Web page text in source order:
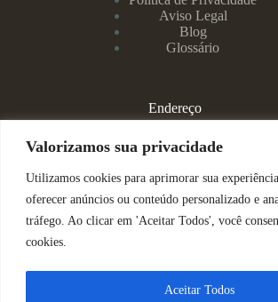
Valorizamos sua privacidade
Utilizamos cookies para aprimorar sua experiência
oferecer anúncios ou conteúdo personalizado e
tráfego. Ao clicar em 'Aceitar Todos', você
cookies.
Aceitar Todos
Aviso Legal
Blog
Glossário
Endereço
Rua Rei Alberto, 108 / 705 - Centro - Juiz de
(32) 99829-3800 - Dra Eduarda